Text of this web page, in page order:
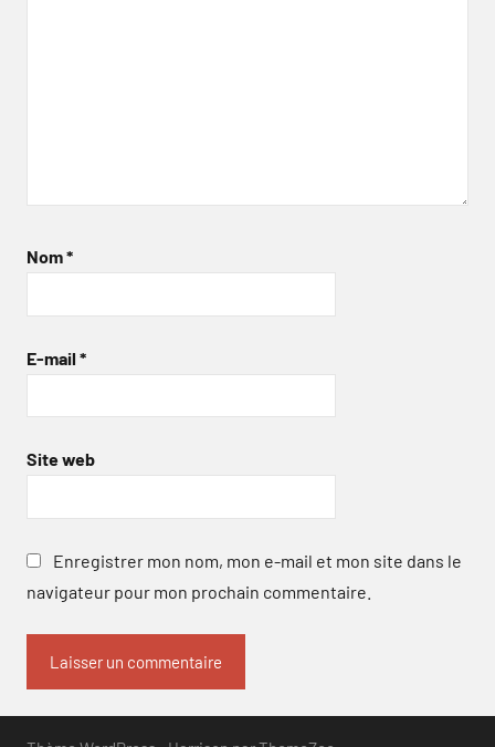
Nom*
E-mail *
Site web
Enregistrer mon nom, mon e-mail et mon site dans le
navigateur pour mon prochain commentaire.